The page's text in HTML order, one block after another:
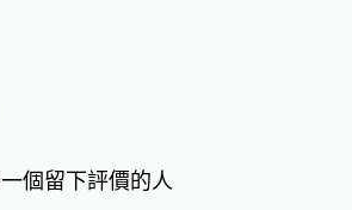
個留下評價的人